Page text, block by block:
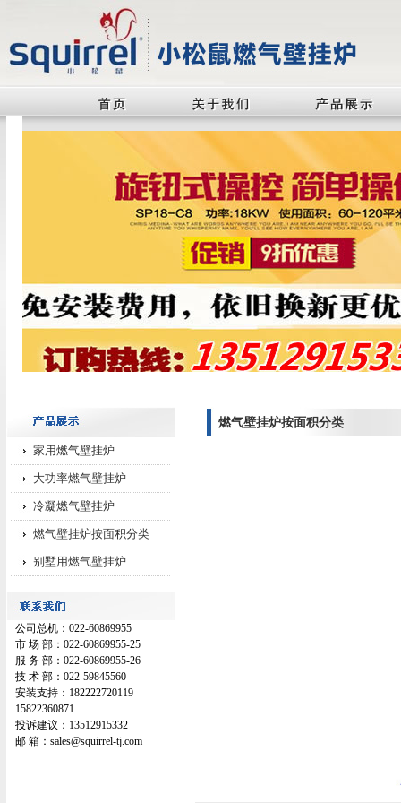
家用燃气壁挂炉
大功率燃气壁挂炉
冷凝燃气壁挂炉
燃气壁挂炉按面积分类
别墅用燃气壁挂炉
公司总机：022-60869955
市 场 部：022-60869955-25
服 务 部：022-60869955-26
技 术 部：022-59845560
安装支持：182222720119
15822360871
投诉建议：13512915332
邮 箱：sales@squirrel-tj.com
燃气壁挂炉按面积分类